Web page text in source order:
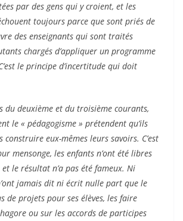
par des gens qui y croient, et les
toujours parce que sont priés de
des enseignants qui sont traités
chargés d’appliquer un programme
le principe d’incertitude qui doit
du deuxième et du troisième courants,
le « pédagogisme » prétendent qu’ils
construire eux-mêmes leurs savoirs. C’est
mensonge, les enfants n’ont été libres
et le résultat n’a pas été fameux. Ni
jamais dit ni écrit nulle part que le
de projets pour ses élèves, les faire
ou sur les accords de participes